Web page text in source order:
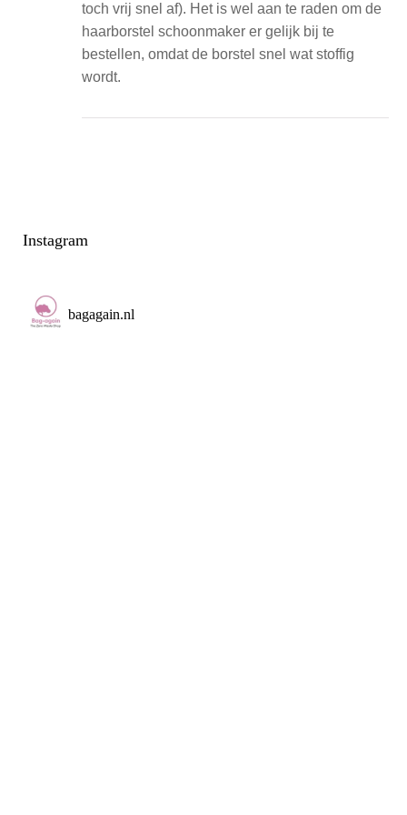
toch vrij snel af). Het is wel aan te raden om de
haarborstel schoonmaker er gelijk bij te
bestellen, omdat de borstel snel wat stoffig
wordt.
Instagram
bagagain.nl